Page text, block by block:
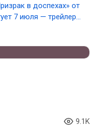
в доспехах» от
7 июля — трейлер и
9.1K